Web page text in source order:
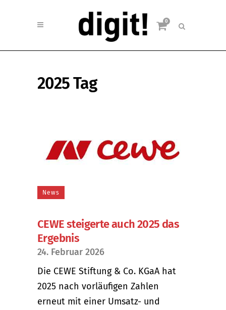
0
2025 Tag
News
CEWE steigerte auch 2025 das
Ergebnis
24. Februar 2026
Die CEWE Stiftung & Co. KGaA hat
2025 nach vorläufigen Zahlen
erneut mit einer Umsatz- und